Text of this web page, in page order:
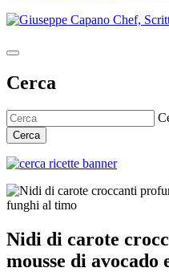
Cerca
Cerca
Nidi di carote
mousse di